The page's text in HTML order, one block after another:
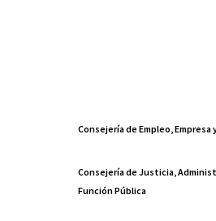
Consejería de Empleo,
Consejería de Justicia,
Función Pública